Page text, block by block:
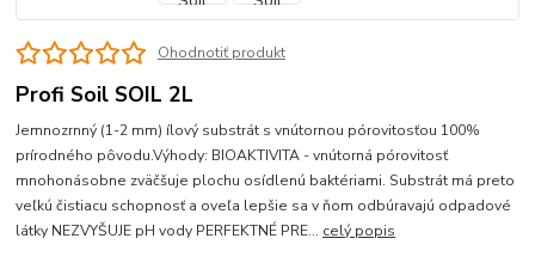
Ohodnotiť produkt
Profi Soil SOIL 2L
Jemnozrnný (1-2 mm) ílový substrát s vnútornou pórovitosťou 100%
prírodného pôvodu.Výhody: BIOAKTIVITA - vnútorná pórovitosť
mnohonásobne zväčšuje plochu osídlenú baktériami. Substrát má preto
veľkú čistiacu schopnosť a oveľa lepšie sa v ňom odbúravajú odpadové
látky NEZVYŠUJE pH vody PERFEKTNÉ PRE... celý popis